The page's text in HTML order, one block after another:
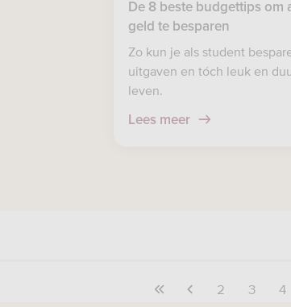
De 8 beste budgettips om
geld te besparen
Zo kun je als student
uitgaven en tóch leuk en
leven.
Lees meer
2 3 4